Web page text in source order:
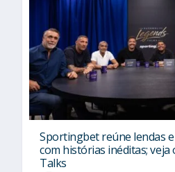
Sportingbet reúne lendas
com histórias inéditas; veja
Talks